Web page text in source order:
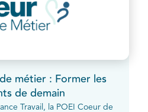
métier : Former les
de demain
Travail, la POEI Coeur de